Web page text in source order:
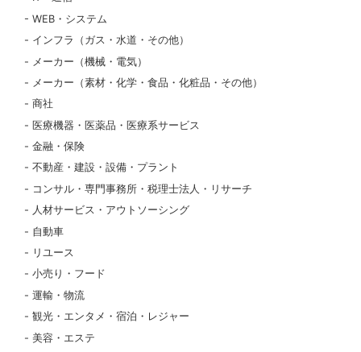
WEB・システム
インフラ（ガス・水道・その他）
メーカー（機械・電気）
メーカー（素材・化学・食品・化粧品・その他）
商社
医療機器・医薬品・医療系サービス
金融・保険
不動産・建設・設備・プラント
コンサル・専門事務所・税理士法人・リサーチ
人材サービス・アウトソーシング
自動車
リユース
小売り・フード
運輸・物流
観光・エンタメ・宿泊・レジャー
美容・エステ